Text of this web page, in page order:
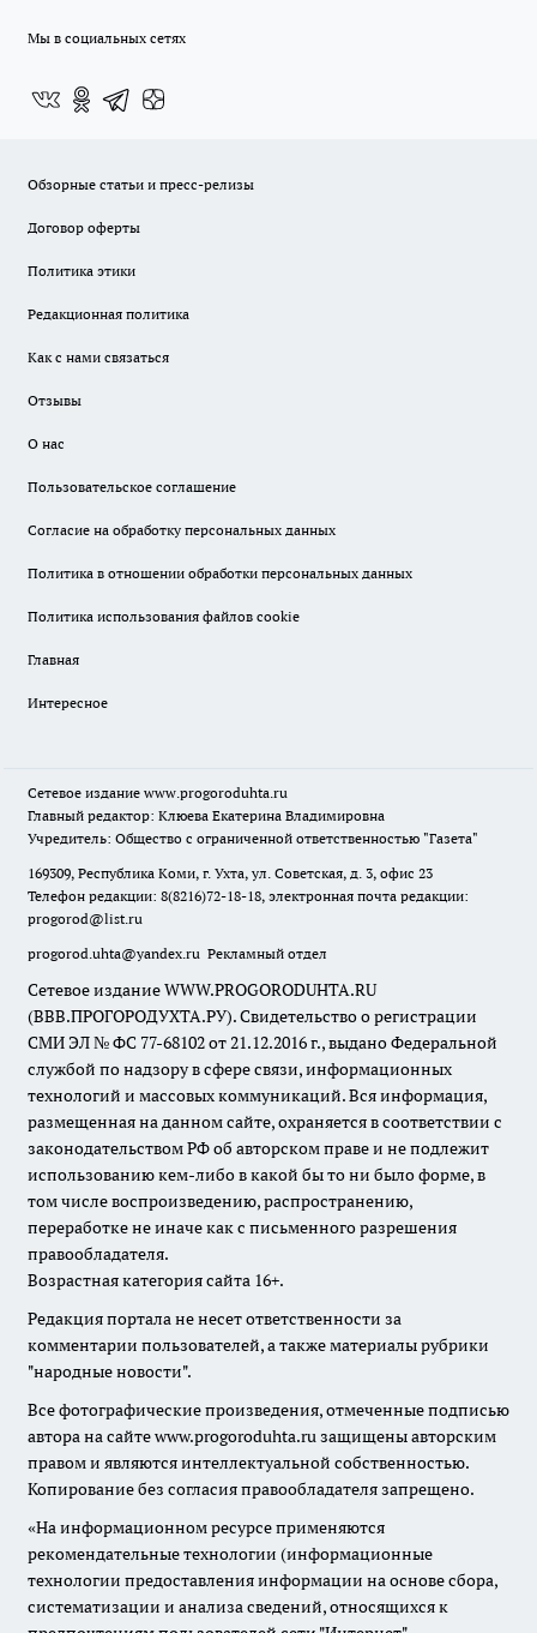
Мы в социальных сетях
Обзорные статьи и пресс-релизы
Договор оферты
Политика этики
Редакционная политика
Как с нами связаться
Отзывы
О нас
Пользовательское соглашение
Согласие на обработку персональных данных
Политика в отношении обработки персональных данных
Политика использования файлов cookie
Главная
Интересное
Сетевое издание www.progoroduhta.ru
Главный редактор: Клюева Екатерина Владимировна
Учредитель: Общество с ограниченной ответственностью "Газета"
169309, Республика Коми, г. Ухта, ул. Советская, д. 3, офис 23
Телефон редакции: 8(8216)72-18-18, электронная почта редакции:
progorod@list.ru
progorod.uhta@yandex.ru Рекламный отдел
Сетевое издание WWW.PROGORODUHTA.RU
(ВВВ.ПРОГОРОДУХТА.РУ). Свидетельство о регистрации
СМИ ЭЛ № ФС 77-68102 от 21.12.2016 г., выдано Федеральной
службой по надзору в сфере связи, информационных
технологий и массовых коммуникаций. Вся информация,
размещенная на данном сайте, охраняется в соответствии с
законодательством РФ об авторском праве и не подлежит
использованию кем-либо в какой бы то ни было форме, в
том числе воспроизведению, распространению,
переработке не иначе как с письменного разрешения
правообладателя.
Возрастная категория сайта 16+.
Редакция портала не несет ответственности за
комментарии пользователей, а также материалы рубрики
"народные новости".
Все фотографические произведения, отмеченные подписью
автора на сайте www.progoroduhta.ru защищены авторским
правом и являются интеллектуальной собственностью.
Копирование без согласия правообладателя запрещено.
«На информационном ресурсе применяются
рекомендательные технологии (информационные
технологии предоставления информации на основе сбора,
систематизации и анализа сведений, относящихся к